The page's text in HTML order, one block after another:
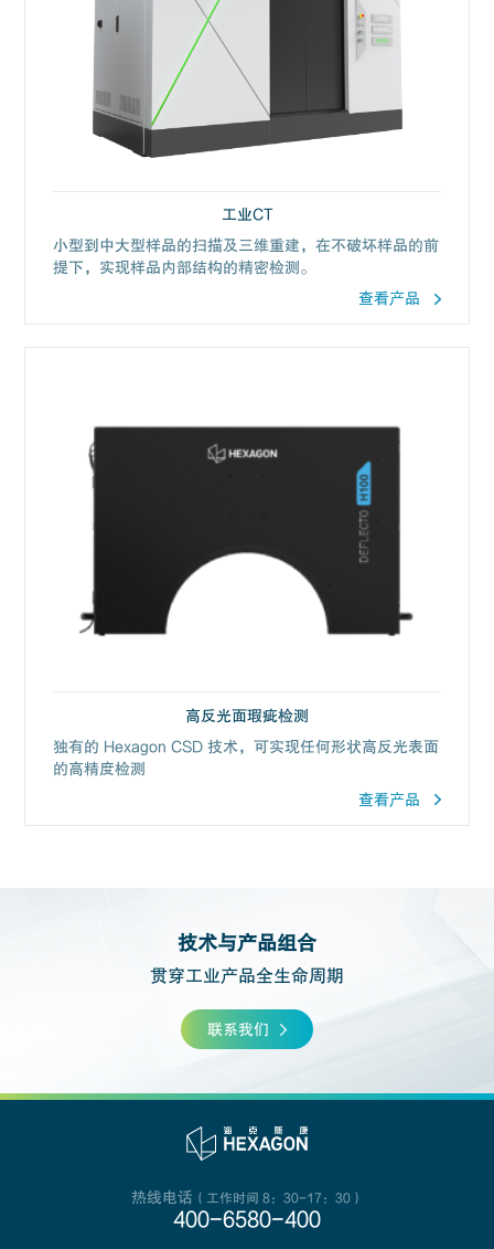
工业CT
小型到中大型样品的扫描及三维重建，在不破坏样品的前
提下，实现样品内部结构的精密检测。
查看产品
高反光面瑕疵检测
独有的 Hexagon CSD 技术，可实现任何形状高反光表面
的高精度检测
查看产品
技术与产品组合
贯穿工业产品全生命周期
联系我们
热线电话 （工作时间 8：30-17：30）
400-6580-400